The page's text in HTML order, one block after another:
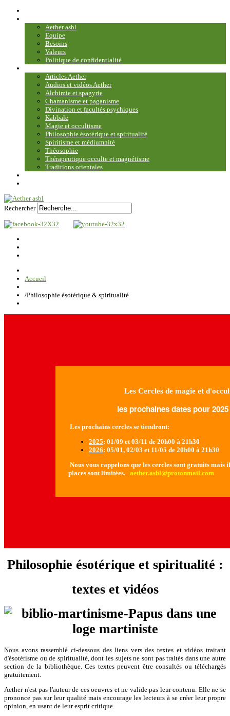
Aether asbl
Equipe
Besoins
Valeurs
Politique de confidentialité
Articles Aether
Audios et vidéos Aether
Alchimie et spagyrie
Chamanisme et paganisme
Divination et facultés psychiques
Kabbale
Magie et occultisme
Philosophie ésotérique et spiritualité
Spiritisme et médiumnité
Théosophie
Thérapeutique occulte et magnétisme
Traditions orientales
Rechercher
Accueil
/Philosophie ésotérique & spiritualité
Les Cercles de magie et
les prochaines dates pour 2025
Les prochains cercles se tiendront:
2025: 01/09 et 03/11 de 20h00 à 21h30
2026: 05/01, 02/03 et 11/05 de 20h00 à 21h30
Nous vous rappelons que les cercles sont gratuits
places sont limitées. aether.asbl@protonmail.com
Philosophie ésotérique et spiritualité :
textes et vidéos
Nous avons rassemblé ci-dessous des liens vers des textes et vidéos traitant
d'ésotérisme ou de spiritualité, dont les sujets ne sont pas traités dans une autre
section de la bibliothèque. Ces textes peuvent être consultés ou téléchargés
gratuitement.
Aether n'est pas l'auteur de ces oeuvres et ne valide pas leur contenu. Elle ne se
prononce pas sur leur qualité mais encourage les lecteurs à se créer leur propre
opinion, en usant de leur esprit critique.